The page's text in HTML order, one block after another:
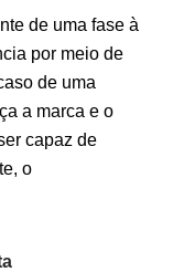
de uma fase à
por meio de
de uma
a marca e o
capaz de
o